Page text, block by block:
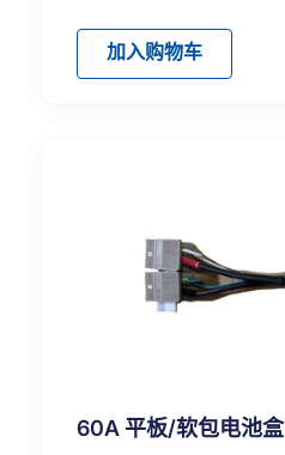
加入购物车
60A 平板/软包电池盒